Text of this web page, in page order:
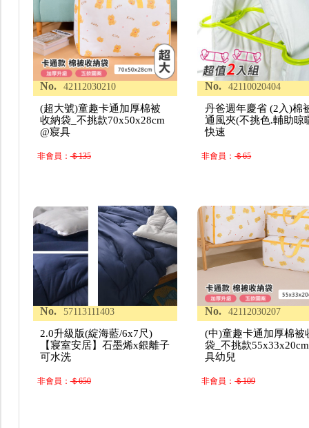
No. 42112030210
(超大號)童趣卡通加厚棉被
收納袋_不挑款70x50x28cm
@寢具
非會員：＄135
No. 42110020404
丹爸週年慶省 (2入)棉
通風夾(不挑色.輔助晾
快速
非會員：＄65
No. 57113111403
2.0升級版(綻海藍/6x7尺)
【寢室安居】石墨烯x銀離子
可水洗
非會員：＄650
No. 42112030207
(中)童趣卡通加厚棉被
袋_不挑款
具幼兒
非會員：＄109